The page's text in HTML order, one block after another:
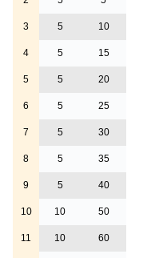
3 5 10
4 5 15
5 5 20
6 5 25
7 5 30
8 5 35
9 5 40
10 10 50
11 10 60